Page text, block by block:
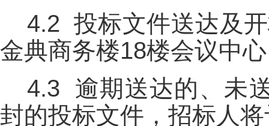
4.2 投标文件送达及
金典商务楼18楼会议中
4.3 逾期送达的、未
封的投标文件，招标人